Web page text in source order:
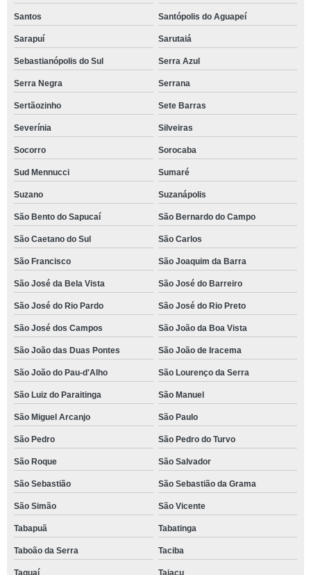
Santos Santópolis do Aguapeí
Sarapuí Sarutaiá
Sebastianópolis do Sul Serra Azul
Serra Negra Serrana
Sertãozinho Sete Barras
Severínia Silveiras
Socorro Sorocaba
Sud Mennucci Sumaré
Suzano Suzanápolis
São Bento do Sapucaí São Bernardo do Campo
São Caetano do Sul São Carlos
São Francisco São Joaquim da Barra
São José da Bela Vista São José do Barreiro
São José do Rio Pardo São José do Rio Preto
São José dos Campos São João da Boa Vista
São João das Duas Pontes São João de Iracema
São João do Pau-d'Alho São Lourenço da Serra
São Luiz do Paraitinga São Manuel
São Miguel Arcanjo São Paulo
São Pedro São Pedro do Turvo
São Roque São Salvador
São Sebastião São Sebastião da Grama
São Simão São Vicente
Tabapuã Tabatinga
Taboão da Serra Taciba
Taguaí Taiaçu